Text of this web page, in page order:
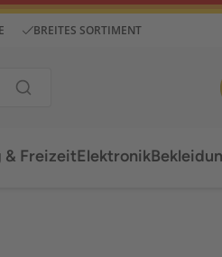
BREITES SORTIMENT
& FreizeitElektronik